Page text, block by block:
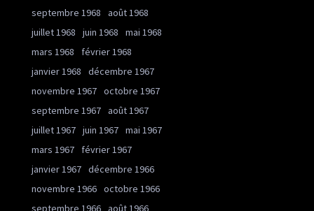
septembre 1968
août 1968
juillet 1968
juin 1968
mai 1968
mars 1968
février 1968
janvier 1968
décembre 1967
novembre 1967 octobre 1967
septembre 1967 août 1967
juillet 1967 juin 1967 mai 1967
mars 1967
février 1967
janvier 1967 décembre 1966
novembre 1966 octobre 1966
septembre 1966 août 1966